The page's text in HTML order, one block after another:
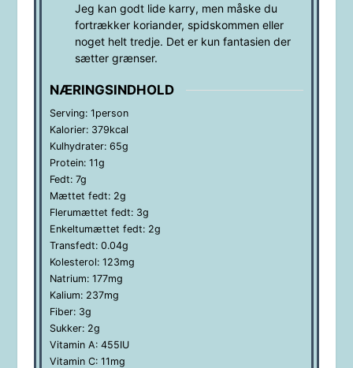
Jeg kan godt lide karry, men måske du
fortrækker koriander, spidskommen eller
noget helt tredje. Det er kun fantasien der
sætter grænser.
NÆRINGSINDHOLD
Serving: 1person
Kalorier: 379kcal
Kulhydrater: 65g
Protein: 11g
Fedt: 7g
Mættet fedt: 2g
Flerumættet fedt: 3g
Enkeltumættet fedt: 2g
Transfedt: 0.04g
Kolesterol: 123mg
Natrium: 177mg
Kalium: 237mg
Fiber: 3g
Sukker: 2g
Vitamin A: 455IU
Vitamin C: 11mg